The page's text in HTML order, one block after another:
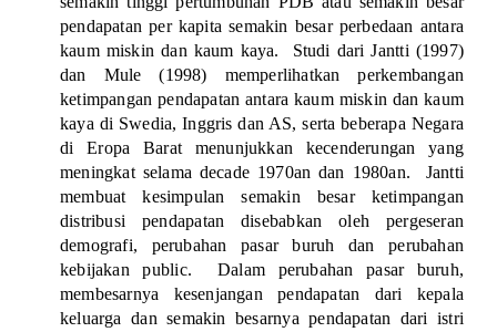
pendapatan per kapita semakin besar perbedaan antara
kaum miskin dan kaum kaya.
Studi dari Jantti (1997)
dan Mule (1998) memperlihatkan perkembangan
ketimpangan pendapatan antara kaum miskin dan kaum
kaya di Swedia, Inggris dan AS, serta beberapa Negara
di Eropa Barat menunjukkan kecenderungan yang
meningkat selama decade 1970an dan 1980an.
Jantti
membuat kesimpulan semakin besar ketimpangan
distribusi pendapatan disebabkan oleh pergeseran
demografi, perubahan pasar buruh dan perubahan
kebijakan public.
Dalam perubahan pasar buruh,
membesarnya kesenjangan pendapatan dari kepala
keluarga dan semakin besarnya pendapatan dari istri